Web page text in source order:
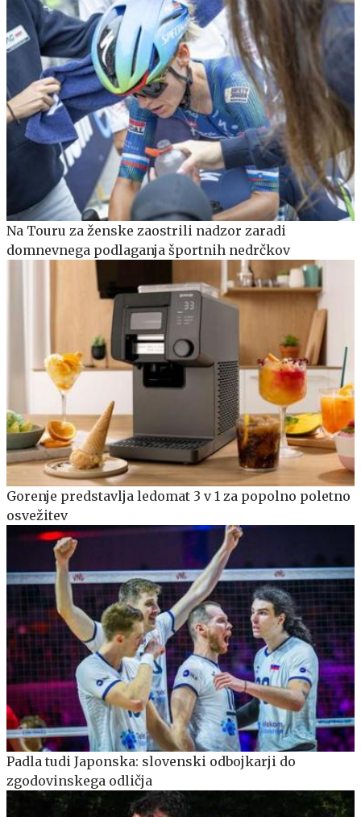
Na Touru za ženske zaostrili nadzor zaradi
domnevnega podlaganja športnih nedrčkov
Gorenje predstavlja ledomat 3 v 1 za popolno poletno
osvežitev
Padla tudi Japonska: slovenski odbojkarji do
zgodovinskega odličja